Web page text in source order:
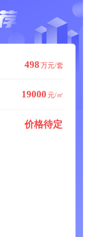
498万元/套
19000 元/㎡
价格待定